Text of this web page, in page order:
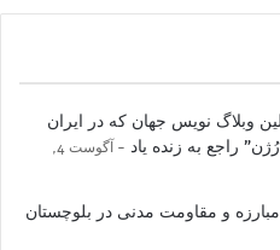
وبلاگ نویس جهان که در ایران
راجع به زنده یاد
آگوست 4,
مبارزه و مقاومت مدنی در بلوچستان